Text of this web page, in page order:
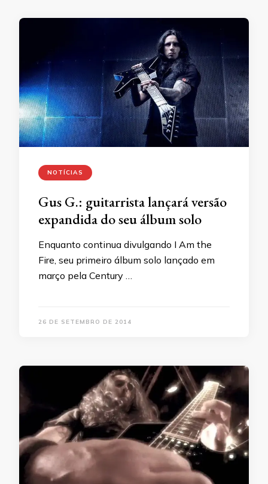
NOTÍCIAS
Gus G.: guitarrista lançará versão
expandida do seu álbum solo
Enquanto continua divulgando I Am the
Fire, seu primeiro álbum solo lançado em
março pela Century …
26 DE SETEMBRO DE 2014